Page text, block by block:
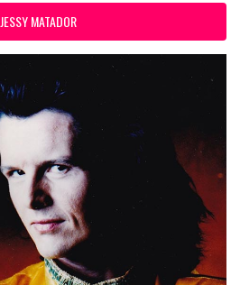
JESSY MATADOR